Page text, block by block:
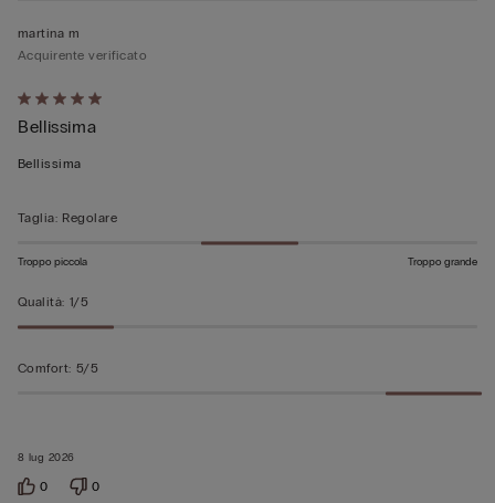
Valutato
5
su
8 lug 2026
martina m
Acquirente verificato
Bellissima
Bellissima
Taglia: Regolare
Troppo piccola Troppo grande
Qualità: 1/5
Comfort: 5/5
0 0